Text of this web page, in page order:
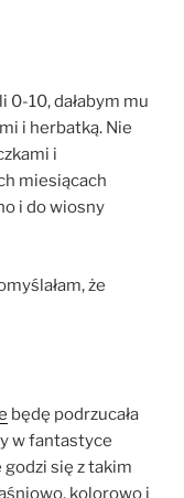
0-10, dałabym mu
i herbatką. Nie
i
miesiącach
i do wiosny
że
będę podrzucała
w fantastyce
się z takim
kolorowo i